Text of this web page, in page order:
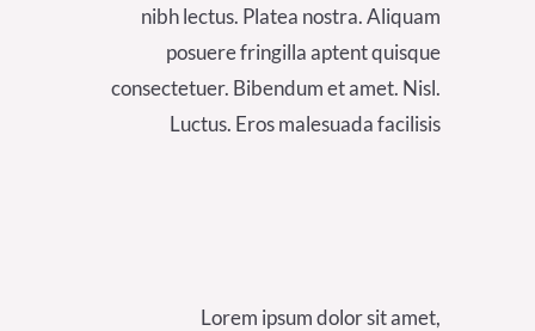
nibh lectus. Platea nostra. Aliquam
posuere fringilla aptent quisque
consectetuer. Bibendum et amet. Nisl.
Luctus. Eros malesuada facilisis
Lorem ipsum dolor sit amet,